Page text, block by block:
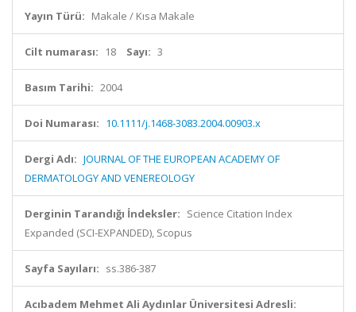
Yayın Türü: Makale / Kısa Makale
Cilt numarası: 18 Sayı: 3
Basım Tarihi: 2004
Doi Numarası: 10.1111/j.1468-3083.2004.00903.x
Dergi Adı: JOURNAL OF THE EUROPEAN ACADEMY OF
DERMATOLOGY AND VENEREOLOGY
Derginin Tarandığı İndeksler: Science Citation Index
Expanded (SCI-EXPANDED), Scopus
Sayfa Sayıları: ss.386-387
Acıbadem Mehmet Ali Aydınlar Üniversitesi Adresli: